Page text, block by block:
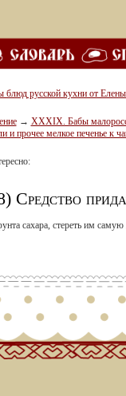
блюд русской кухни от
→ XXXIX. Бабы
и прочее мелкое печенье к
Средство
сахара, стереть им